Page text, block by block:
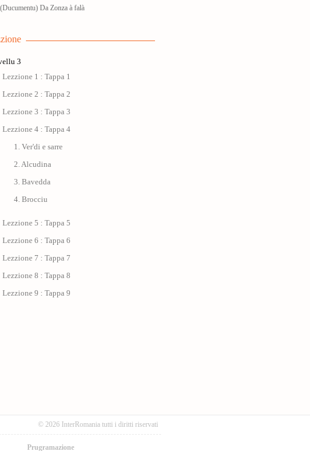
(Ducumentu) Da Zonza à falà
3
Lezzione 1 : Tappa 1
Lezzione 2 : Tappa 2
Lezzione 3 : Tappa 3
Lezzione 4 : Tappa 4
1. Ver'di e sarre
2. Alcudina
3. Bavedda
4. Brocciu
Lezzione 5 : Tappa 5
Lezzione 6 : Tappa 6
Lezzione 7 : Tappa 7
Lezzione 8 : Tappa 8
Lezzione 9 : Tappa 9
© 2026 InterRomania tutti i diritti riservati
Prugramazione